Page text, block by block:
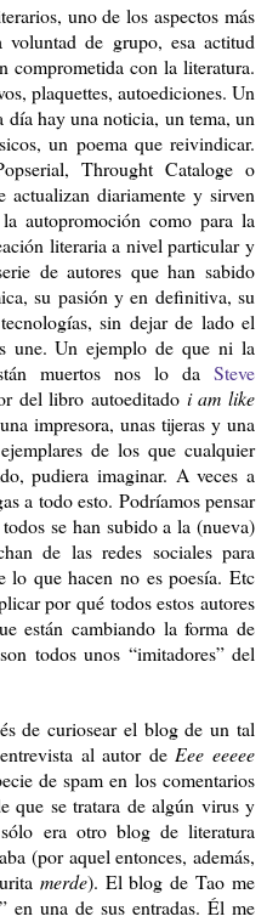
uno de los aspectos más
voluntad de grupo, esa actitud
comprometida con la literatura.
plaquettes, autoediciones. Un
día hay una noticia, un tema, un
un poema que reivindicar.
Throught Cataloge o
actualizan diariamente y sirven
autopromoción como para la
literaria a nivel particular y
de autores que han sabido
su pasión y en definitiva, su
sin dejar de lado el
une. Un ejemplo de que ni la
muertos nos lo da Steve
del libro autoeditado i am like
impresora, unas tijeras y una
de los que cualquier
pudiera imaginar. A veces a
a todo esto. Podríamos pensar
se han subido a la (nueva)
de las redes sociales para
lo que hacen no es poesía. Etc
por qué todos estos autores
están cambiando la forma de
todos unos “imitadores” del
de curiosear el blog de un tal
al autor de Eee eeeee
de spam en los comentarios
que se tratara de algún virus y
era otro blog de literatura
(por aquel entonces, además,
merde). El blog de Tao me
en una de sus entradas. Él me